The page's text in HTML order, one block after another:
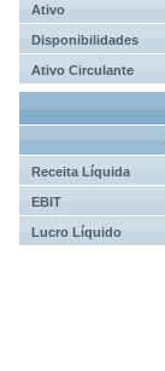
Ativo
Disponibilidades
Ativo Circulante
Receita Líquida
EBIT
Lucro Líquido